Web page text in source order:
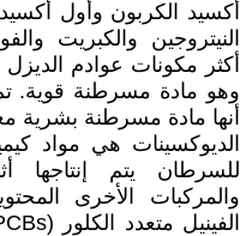
أكسيد الكربون وأول
النيتروجين والكبريت
وهو مادة مسرطنة قوية.
أنها مادة مسرطنة بشرية
الديوكسينات هي مواد
والمركبات الأخرى